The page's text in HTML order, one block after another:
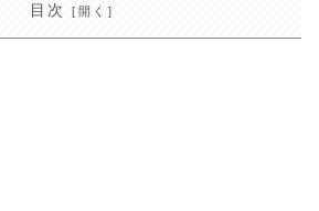
目次